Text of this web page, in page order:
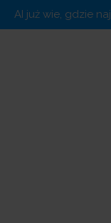
AI już wie, gdzie